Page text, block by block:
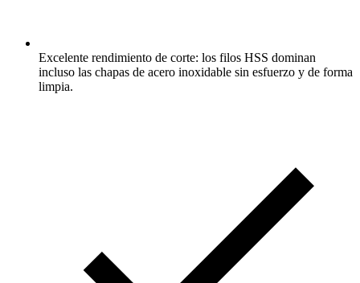
Excelente rendimiento de corte: los filos HSS dominan
incluso las chapas de acero inoxidable sin esfuerzo y de forma
limpia.